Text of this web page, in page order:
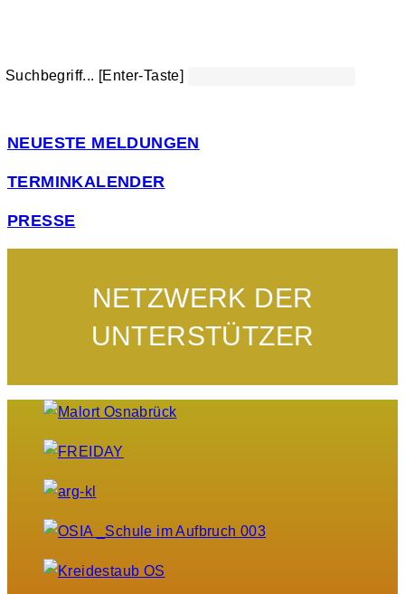
Suchbegriff... [Enter-Taste]
NEUESTE MELDUNGEN
TERMINKALENDER
PRESSE
NETZWERK DER
UNTERSTÜTZER